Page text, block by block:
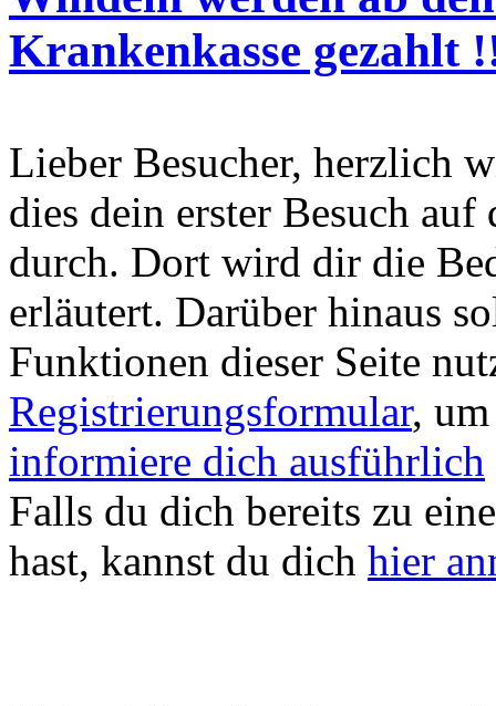
Krankenkasse
Lieber Besucher, herzlich
dies dein erster Besuch
durch. Dort wird dir die
erläutert. Darüber hinaus
Funktionen dieser Seite
Registrierungsformular,
informiere dich ausführlich
Falls du dich bereits zu
hast, kannst du dich hier